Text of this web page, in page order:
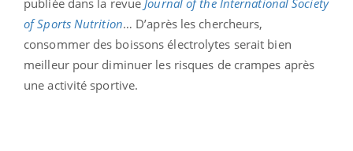
of Sports Nutrition… D’après les chercheurs,
consommer des boissons électrolytes serait bien
meilleur pour diminuer les risques de crampes après
une activité sportive.